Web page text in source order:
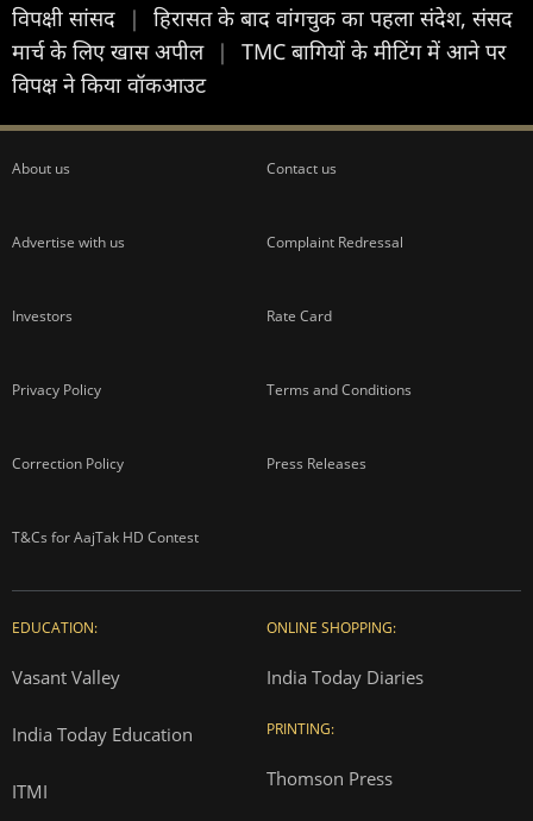
विपक्षी सांसद
|
हिरासत के बाद वांगचुक का पहला संदेश, संसद
मार्च के लिए खास अपील |
TMC बागियों के मीटिंग में आने पर
विपक्ष ने किया वॉकआउट
About us Contact us
Advertise with us Complaint Redressal
Investors Rate Card
Privacy Policy Terms and Conditions
Correction Policy Press Releases
T&Cs for AajTak HD Contest
EDUCATION:
Vasant Valley
India Today Education
ITMI
ONLINE SHOPPING:
India Today Diaries
PRINTING:
Thomson Press